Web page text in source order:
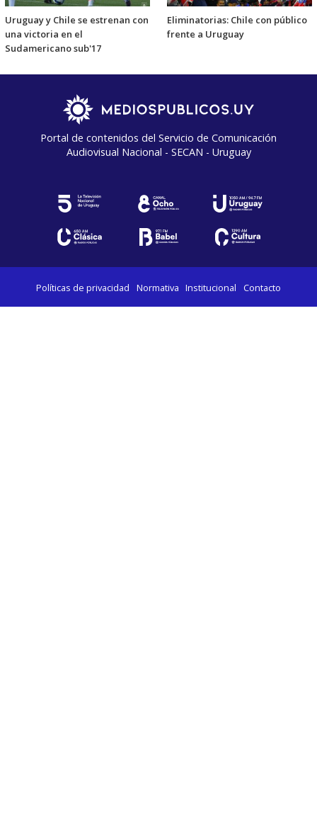
Uruguay y Chile se estrenan con
una victoria en el
Sudamericano sub'17
Eliminatorias: Chile con público
frente a Uruguay
Portal de contenidos del Servicio de Comunicación
Audiovisual Nacional - SECAN - Uruguay
Políticas de privacidad Normativa Institucional Contacto